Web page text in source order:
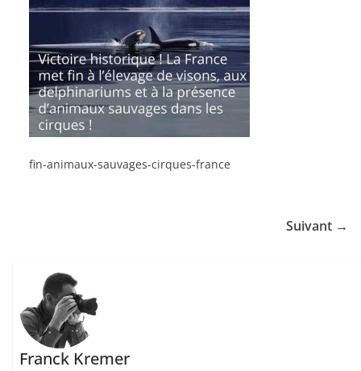
fin-animaux-sauvages-cirques-france
Suivant →
Franck Kremer